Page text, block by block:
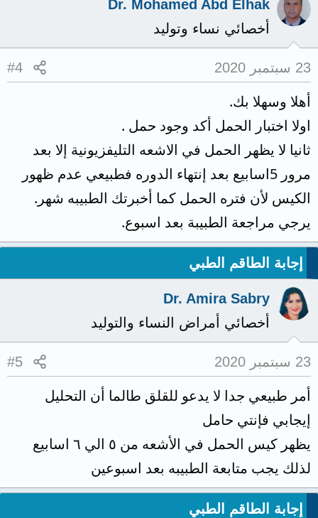
Dr. Mohamed Abd Elhak
أخصائي نساء وتوليد
23 سبتمبر 2020 #4
أهلا وسهلا بك.
اولا اختبار الحمل أكد وجود حمل .
ثانيا لا يظهر الحمل في الاشعه التليفزيونية إلا بعد
مرور 5اسابيع بعد إنتهاء الدوره فطبيعي عدم ظهور
الكيس لأن فتره الحمل كما أخبرتك الطبيبه شهر.
يرجي مراجعة الطبيبة بعد اسبوع.
إجابة الطاقم الطبي
Dr. Amira Sabry
أخصائي أمراض النساء والتوليد
23 سبتمبر 2020 #5
أمر طبيعي جدا لا يدعو للقلق طالما أن التحليل
إيجابي فإنتي حامل
يظهر كيس الحمل في الأشعه من ٥ الي ٦ اسابيع
لذلك يجب متابعة الطبيبه بعد اسبوعين
إجابة الطاقم الطبي